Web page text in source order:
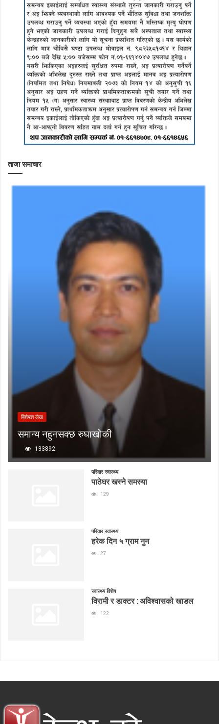
ताजा समाचार
बिशेषज्ञ लेख
समान्य नहुनसक्छ रुघाखोकी
133892
परिवार स्वास्थ्य
पाठेघर खस्ने समस्या
129
परिवार स्वास्थ्य
हरेक दिन ५ ग्राम नुन
27
स्वास्थ्य विशेष
विरामी र डाक्टर : अविश्वासको खाडल
122